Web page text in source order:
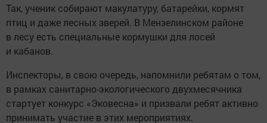
Так, ученик собирают макулатуру, батарейки, кормят
птиц и даже лесных зверей. В Мензелинском районе
в лесу есть специальные кормушки для лосей
и кабанов.
Инспекторы, в свою очередь, напомнили ребятам о том,
в рамках санитарно-экологического двухмесячника
стартует конкурс «Эковесна» и призвали ребят активно
принимать участие в этих мероприятиях.